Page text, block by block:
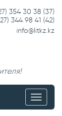
354 30 38 (37)
344 98 41 (42)
info@litkz.kz
Меню